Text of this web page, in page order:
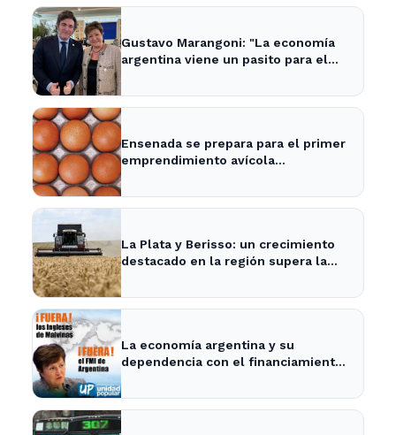
Gustavo Marangoni: "La economía
argentina viene un pasito para el
Ensenada se prepara para el primer
emprendimiento avícola
La Plata y Berisso: un crecimiento
destacado en la región supera la
La economía argentina y su
dependencia con el financiamiento